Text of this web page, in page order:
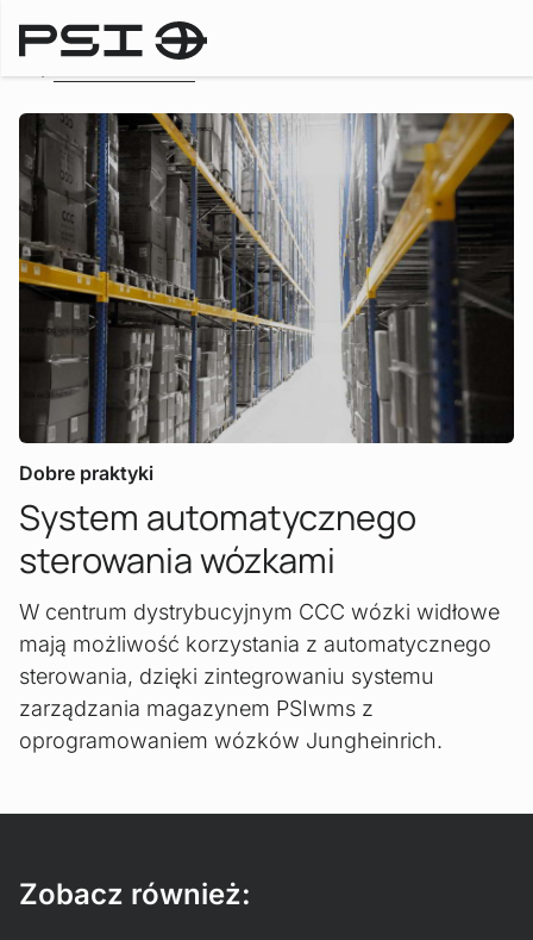
Dobre praktyki
:
System automatycznego
sterowania wózkami
W centrum dystrybucyjnym CCC wózki widłowe
mają możliwość korzystania z automatycznego
sterowania, dzięki zintegrowaniu systemu
zarządzania magazynem PSIwms z
oprogramowaniem wózków Jungheinrich.
Zobacz również: